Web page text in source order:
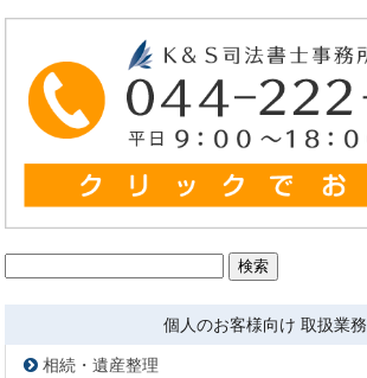
検
索:
個人のお客様向け 取扱業務
相続・遺産整理